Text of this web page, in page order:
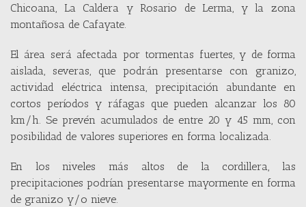
Chicoana, La Caldera y Rosario de Lerma, y la zona
montañosa de Cafayate.
El área será afectada por tormentas fuertes, y de forma
aislada, severas, que podrán presentarse con granizo,
actividad eléctrica intensa, precipitación abundante en
cortos períodos y ráfagas que pueden alcanzar los 80
km/h. Se prevén acumulados de entre 20 y 45 mm, con
posibilidad de valores superiores en forma localizada.
En los niveles más altos de la cordillera, las
precipitaciones podrían presentarse mayormente en forma
de granizo y/o nieve.